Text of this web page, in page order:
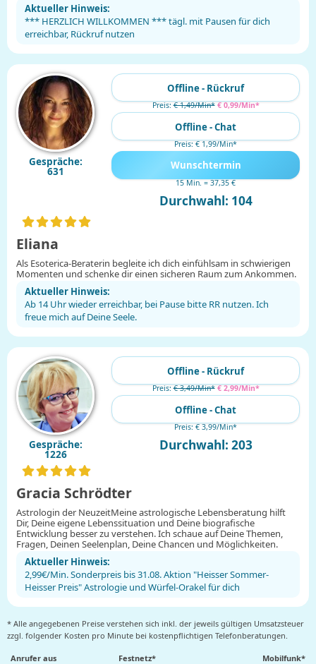
Aktueller Hinweis:
*** HERZLICH WILLKOMMEN *** tägl. mit Pausen für dich
erreichbar, Rückruf nutzen
Gespräche:
631
Eliana
Als Esoterica-Beraterin begleite ich dich einfühlsam in schwierigen
Momenten und schenke dir einen sicheren Raum zum Ankommen.
Aktueller Hinweis:
Ab 14 Uhr wieder erreichbar, bei Pause bitte RR nutzen. Ich
freue mich auf Deine Seele.
Offline - Rückruf
Preis:€ 1,49/Min* € 0,99/Min*
Offline - Chat
Preis: € 1,99/Min*
Wunschtermin
15 Min. = 37,35 €
Durchwahl: 104
Gespräche:
1226
Gracia Schrödter
Astrologin der NeuzeitMeine astrologische Lebensberatung hilft
Dir, Deine eigene Lebenssituation und Deine biografische
Entwicklung besser zu verstehen. Ich schaue auf Deine Themen,
Fragen, Deinen Seelenplan, Deine Chancen und Möglichkeiten.
Aktueller Hinweis:
2,99€/Min. Sonderpreis bis 31.08. Aktion "Heisser Sommer-
Heisser Preis" Astrologie und Würfel-Orakel für dich
Offline - Rückruf
Preis:€ 3,49/Min* € 2,99/Min*
Offline - Chat
Preis: € 3,99/Min*
Durchwahl: 203
* Alle angegebenen Preise verstehen sich inkl. der jeweils gültigen Umsatzsteuer
zzgl. folgender Kosten pro Minute bei kostenpflichtigen Telefonberatungen.
Anrufer aus Festnetz*
Mobilfunk*